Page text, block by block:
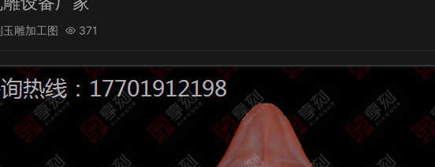
玉雕加工图  371